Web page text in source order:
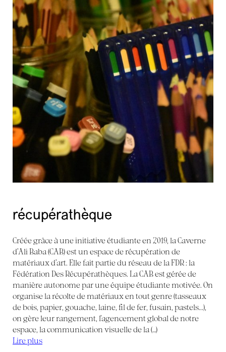
récupérathèque
Créée grâce à une initiative étudiante en 2019, la Caverne
d’Ali Baba (CAB) est un espace de récupération de
matériaux d’art. Elle fait partie du réseau de la FDR : la
Fédération Des Récupérathèques. La CAB est gérée de
manière autonome par une équipe étudiante motivée. On
organise la récolte de matériaux en tout genre (tasseaux
de bois, papier, gouache, laine, fil de fer, fusain, pastels...),
on gère leur rangement, l’agencement global de notre
espace, la communication visuelle de la (…)
Lire plus